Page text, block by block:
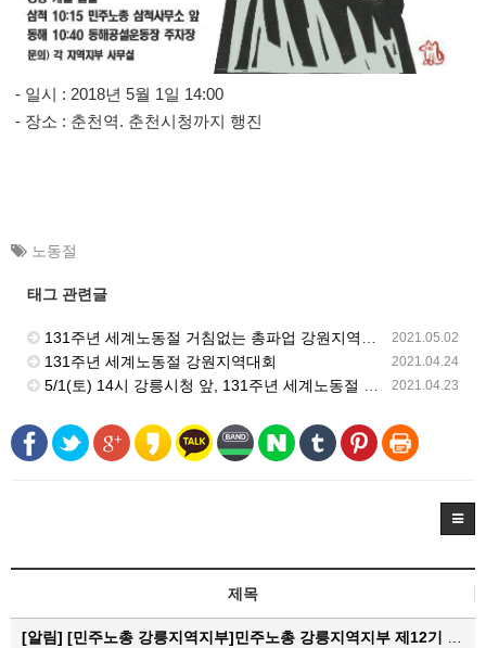
- 일시 : 2018년 5월 1일 14:00
- 장소 : 춘천역. 춘천시청까지 행진
노동절
태그 관련글
2021.05.02
131주년 세계노동절 거침없는 총파업 강원지역대회 강릉시청 앞에서 개최
2021.04.24
131주년 세계노동절 강원지역대회
2021.04.23
5/1(토) 14시 강릉시청 앞, 131주년 세계노동절 강원지역대회
제목
[알림] [민주노총 강릉지역지부]민주노총 강릉지역지부 제12기 임원 보궐선거결과 공고